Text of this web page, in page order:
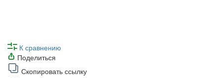
К сравнению
Поделиться
Скопировать ссылку